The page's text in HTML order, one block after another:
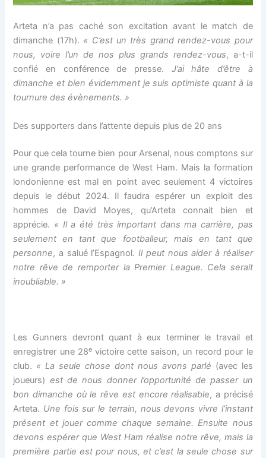
Arteta n’a pas caché son excitation avant le match de
dimanche (17h). « C’est un très grand rendez-vous pour
nous, voire l’un de nos plus grands rendez-vous, a-t-il
confié en conférence de presse. J’ai hâte d’être à
dimanche et bien évidemment je suis optimiste quant à la
tournure des évènements. »
Des supporters dans l’attente depuis plus de 20 ans
Pour que cela tourne bien pour Arsenal, nous comptons sur
une grande performance de West Ham. Mais la formation
londonienne est mal en point avec seulement 4 victoires
depuis le début 2024. Il faudra espérer un exploit des
hommes de David Moyes, qu’Arteta connait bien et
apprécie. « Il a été très important dans ma carrière, pas
seulement en tant que footballeur, mais en tant que
personne, a salué l’Espagnol.Il peut nous aider à réaliser
notre rêve de remporter la Premier League. Cela serait
inoubliable. »
Les Gunners devront quant à eux terminer le travail et
enregistrer une 28evictoire cette saison, un record pour le
club. « La seule chose dont nous avons parlé (avec les
joueurs) est de nous donner l’opportunité de passer un
bon dimanche où le rêve est encore réalisable, a précisé
Arteta. Une fois sur le terrain, nous devons vivre l’instant
présent et jouer comme chaque semaine. Ensuite nous
devons espérer que West Ham réalise notre rêve, mais la
première partie est pour nous, et c’est la seule chose sur